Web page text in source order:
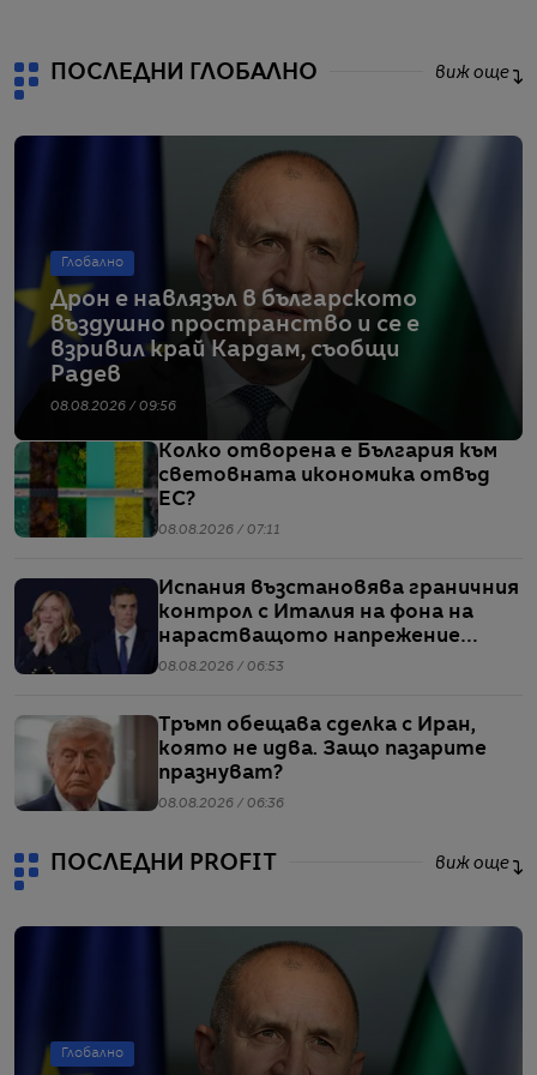
ПОСЛЕДНИ ГЛОБАЛНО виж още
Глобално
Дрон е навлязъл в българското
въздушно пространство и се е
взривил край Кардам, съобщи
Радев
08.08.2026 / 09:56
Колко отворена е България към
световната икономика отвъд
ЕС?
08.08.2026 / 07:11
Испания възстановява граничния
контрол с Италия на фона на
нарастващото напрежение
заради мигрантите
08.08.2026 / 06:53
Тръмп обещава сделка с Иран,
която не идва. Защо пазарите
празнуват?
08.08.2026 / 06:36
ПОСЛЕДНИ PROFIT виж още
Глобално